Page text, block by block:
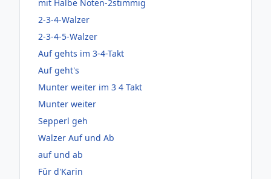
mit Halbe Noten-2stimmig
2-3-4-Walzer
2-3-4-5-Walzer
Auf gehts im 3-4-Takt
Auf geht's
Munter weiter im 3 4 Takt
Munter weiter
Sepperl geh
Walzer Auf und Ab
auf und ab
Für d'Karin